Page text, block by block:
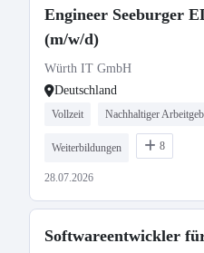
Engineer Seeburger
(m/w/d)
Würth IT GmbH
Deutschland
Vollzeit Nachhaltiger
Weiterbildungen 8
28.07.2026
Softwareentwickler